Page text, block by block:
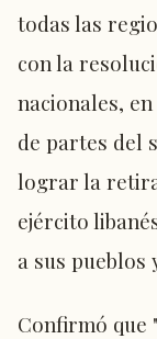
todas las
con la
nacionales,
de partes del
lograr la
ejército
a sus pueblos
Confirmó que